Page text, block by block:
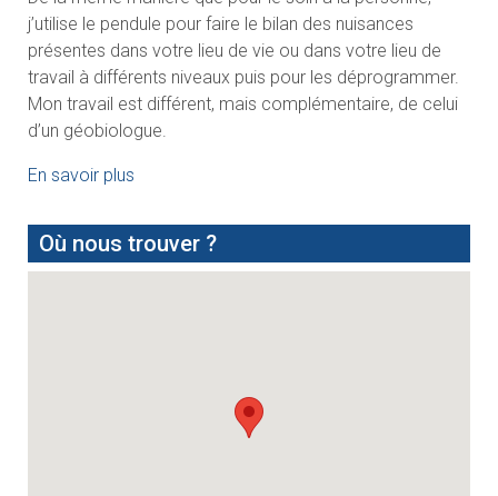
j’utilise le pendule pour faire le bilan des nuisances
présentes dans votre lieu de vie ou dans votre lieu de
travail à différents niveaux puis pour les déprogrammer.
Mon travail est différent, mais complémentaire, de celui
d’un géobiologue.
En savoir plus
Où nous trouver ?